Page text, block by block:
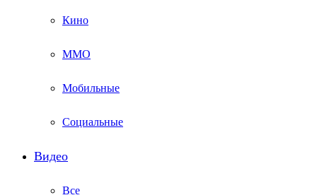
Кино
ММО
Мобильные
Социальные
Видео
Все